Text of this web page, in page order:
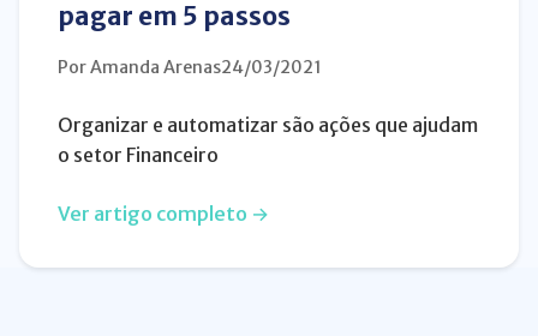
pagar em 5 passos
Por Amanda Arenas24/03/2021
Organizar e automatizar são ações que ajudam
o setor Financeiro
Ver artigo completo →